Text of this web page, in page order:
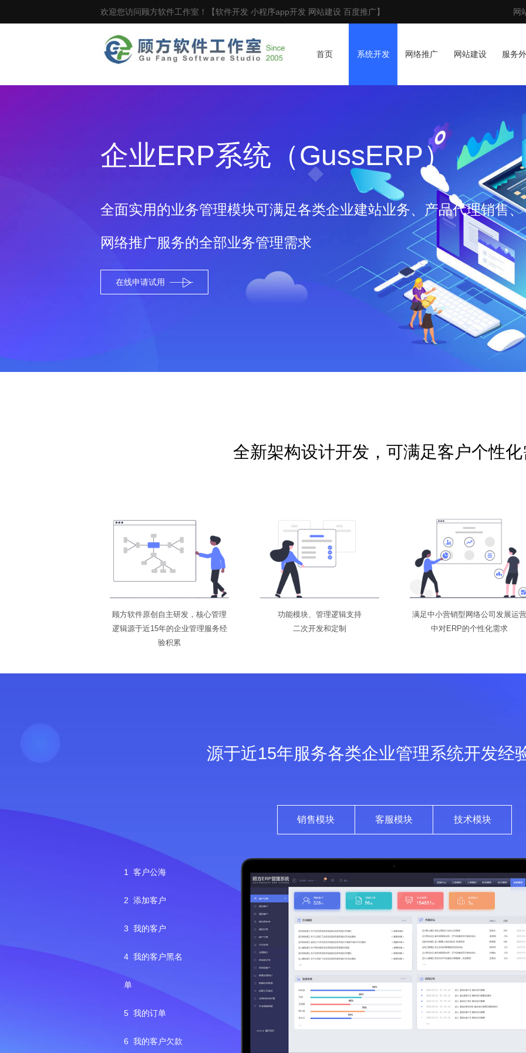
欢迎您访问顾方软件工作室！【软件开发 小程序app开发 网站建设 百度推广】 网
首页 系统开发 网络推广 网站建设 服务
企业ERP系统（GussERP）
全面实用的业务管理模块可满足各类企业建站业务、产品代理销售、
网络推广服务的全部业务管理需求
在线申请试用
全新架构设计开发，可满足客户个性
顾方软件原创自主研发，核心管理
逻辑源于近15年的企业管理服务经
验积累
功能模块、管理逻辑支持
二次开发和定制
满足中小营销型网络公司发展运
中对ERP的个性化需求
源于近15年服务各类企业管理系统开发经
销售模块 客服模块 技术模块
1 客户公海
2 添加客户
3 我的客户
4 我的客户黑名
单
5 我的订单
6 我的客户欠款